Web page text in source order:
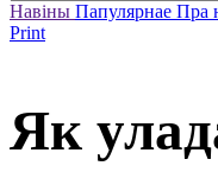
Навіны Папулярнае Пра
Print
Як